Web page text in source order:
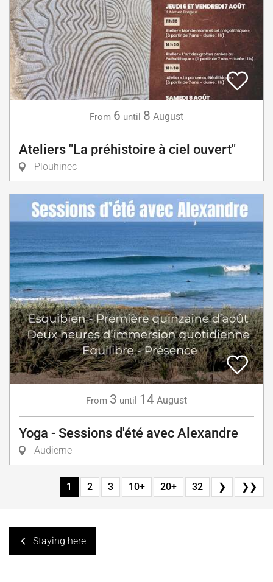
From 6 until 8 August
Ateliers "La préhistoire à ciel ouvert"
Plouhinec
From 3 until 14 August
Yoga - Sessions d'été avec Alexandre
Audierne
1 2 3 10+ 20+ 32 ❯ ❯❯
Staying here